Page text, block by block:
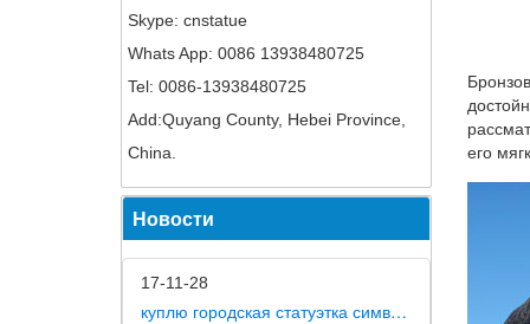
Skype: cnstatue
Whats App: 0086 13938480725
Tel: 0086-13938480725
Add:Quyang County, Hebei Province,
China.
Новости
17-11-28
куплю городская статуэтка символ собака в дом
10 000
его